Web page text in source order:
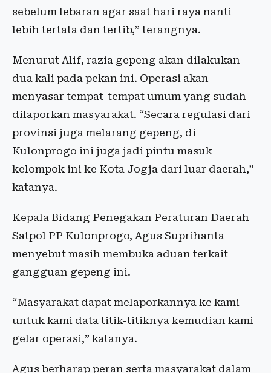
sebelum lebaran agar saat hari raya nanti
lebih tertata dan tertib,” terangnya.
Menurut Alif, razia gepeng akan dilakukan
dua kali pada pekan ini. Operasi akan
menyasar tempat-tempat umum yang sudah
dilaporkan masyarakat. “Secara regulasi dari
provinsi juga melarang gepeng, di
Kulonprogo ini juga jadi pintu masuk
kelompok ini ke Kota Jogja dari luar daerah,”
katanya.
Kepala Bidang Penegakan Peraturan Daerah
Satpol PP Kulonprogo, Agus Suprihanta
menyebut masih membuka aduan terkait
gangguan gepeng ini.
“Masyarakat dapat melaporkannya ke kami
untuk kami data titik-titiknya kemudian kami
gelar operasi,” katanya.
Agus berharap peran serta masyarakat dalam